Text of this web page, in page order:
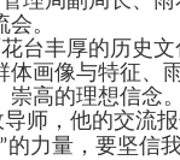
。
台丰厚的历史
画像与特征、
高的理想信念
师，他的交流
”的力量，要坚信